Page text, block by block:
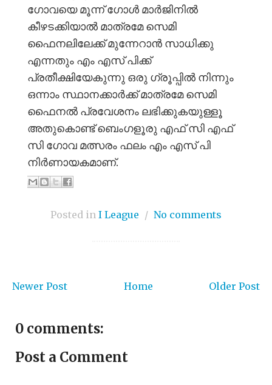
ഗോവയെ മൂന്ന് ഗോൾ മാർജിനിൽ
കീഴടക്കിയാൽ മാത്രമേ സെമി
ഫൈനലിലേക്ക് മുന്നേറാൻ സാധിക്കു
എന്നതും എം എസ് പിക്ക്
പ്രതീക്ഷിയേകുന്നു ഒരു ഗ്രൂപ്പിൽ നിന്നും
ഒന്നാം സ്ഥാനക്കാർക്ക് മാത്രമേ സെമി
ഫൈനൽ പ്രവേശനം ലഭിക്കുകയുള്ളൂ
അതുകൊണ്ട് ബെംഗളൂരു എഫ് സി എഫ്
സി ഗോവ മത്സരം ഫലം എം എസ് പി
നിർണായകമാണ്.
Posted in I League / No comments
Newer Post Older Post
Home
0 comments:
Post a Comment